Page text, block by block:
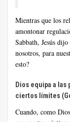
Mientras que los
amontonar
Sabbath, Jesús
nosotros, para
esto?
Dios equipa a
ciertos límites
Cuando, como